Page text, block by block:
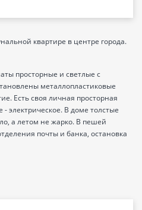
квартире в центре города.
просторные и светлые с
металлопластиковые
Есть своя личная просторная
электрическое. В доме толстые
а летом не жарко. В пешей
почты и банка, остановка